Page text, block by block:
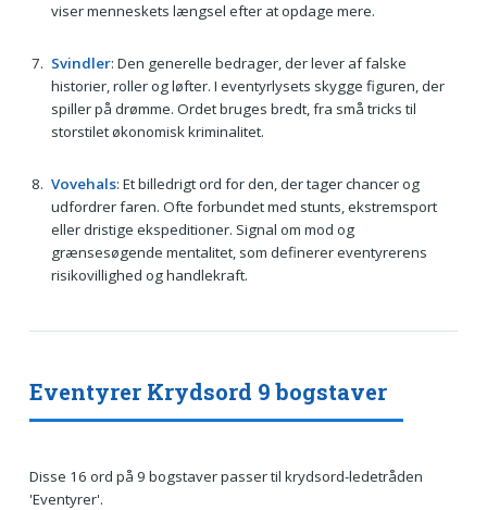
viser menneskets længsel efter at opdage mere.
Svindler: Den generelle bedrager, der lever af falske
historier, roller og løfter. I eventyrlysets skygge figuren, der
spiller på drømme. Ordet bruges bredt, fra små tricks til
storstilet økonomisk kriminalitet.
Vovehals: Et billedrigt ord for den, der tager chancer og
udfordrer faren. Ofte forbundet med stunts, ekstremsport
eller dristige ekspeditioner. Signal om mod og
grænsesøgende mentalitet, som definerer eventyrerens
risikovillighed og handlekraft.
Eventyrer Krydsord 9 bogstaver
Disse 16 ord på 9 bogstaver passer til krydsord-ledetråden
'Eventyrer'.